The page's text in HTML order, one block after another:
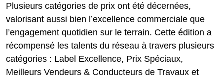
Plusieurs catégories de prix ont été décernées,
valorisant aussi bien l’excellence commerciale que
l’engagement quotidien sur le terrain. Cette édition a
récompensé les talents du réseau à travers plusieurs
catégories : Label Excellence, Prix Spéciaux,
Meilleurs Vendeurs & Conducteurs de Travaux et